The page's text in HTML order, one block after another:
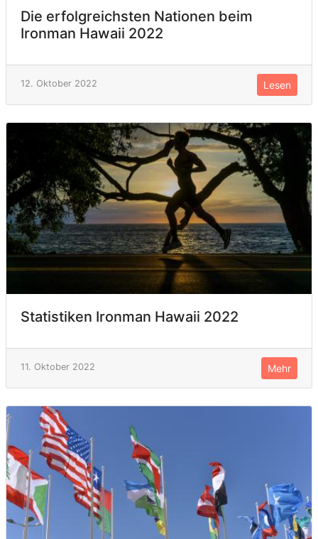
Die erfolgreichsten Nationen beim
Ironman Hawaii 2022
12. Oktober 2022 Lesen
Statistiken Ironman Hawaii 2022
11. Oktober 2022 Mehr